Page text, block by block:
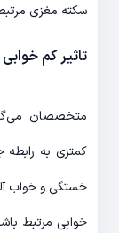
سکته مغزی
تاثیر کم
متخصصان
کمتری به
خستگی و خواب
خوابی مرتبط